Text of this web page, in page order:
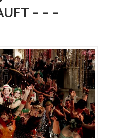
– – –